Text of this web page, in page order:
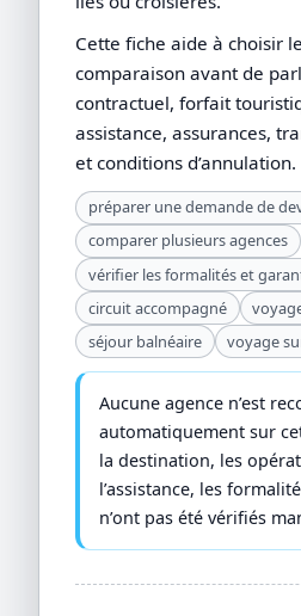
Cette fiche aide à choisir
comparaison avant de
contractuel, forfait
assistance, assurances,
et conditions d’annulation.
préparer une demande de
comparer plusieurs agences
vérifier les formalités et
circuit accompagné
séjour balnéaire
voyage
Aucune agence n’est
automatiquement sur
la destination, les
l’assistance, les
n’ont pas été vérifiés